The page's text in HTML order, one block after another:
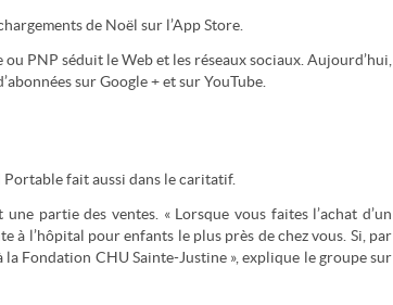
de Noël sur l’App Store.
PNP séduit le Web et les réseaux sociaux. Aujourd’hui,
sur Google + et sur YouTube.
fait aussi dans le caritatif.
partie des ventes. « Lorsque vous faites l’achat d’un
à l’hôpital pour enfants le plus près de chez vous. Si, par
Fondation CHU Sainte-Justine », explique le groupe sur